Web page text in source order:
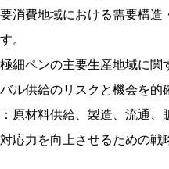
消費地域における需要構
。
細ペンの主要生産地域に
ル供給のリスクと機会を的
原材料供給、製造、流通
応力を向上させるための戦